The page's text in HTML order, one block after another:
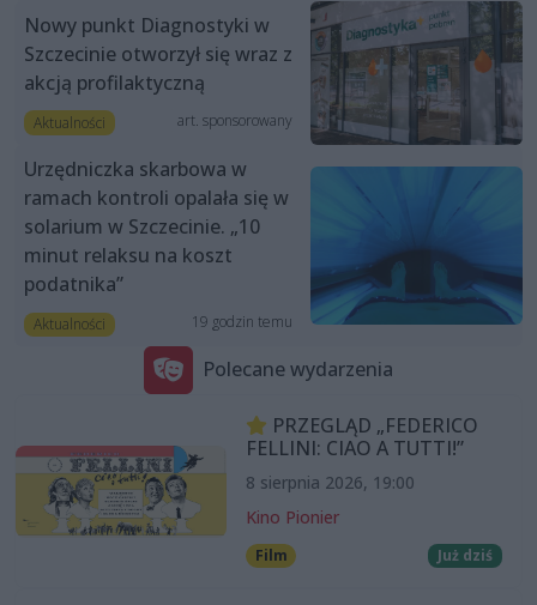
Nowy punkt Diagnostyki w
Szczecinie otworzył się wraz z
akcją profilaktyczną
Aktualności art. sponsorowany
Urzędniczka skarbowa w
ramach kontroli opalała się w
solarium w Szczecinie. „10
minut relaksu na koszt
podatnika”
Aktualności 19 godzin temu
Polecane wydarzenia
PRZEGLĄD „FEDERICO
FELLINI: CIAO A TUTTI!”
8 sierpnia 2026, 19:00
Kino Pionier
Film Już dziś